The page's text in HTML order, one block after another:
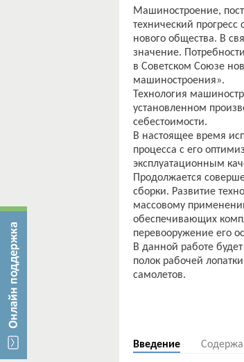
Машиностроение,
технический
нового общества. В
значение.
в Советском Союзе
машиностроения».
Технология
установленном
себестоимости.
В настоящее время
процесса с его
эксплуатационным
Продолжается
сборки. Развитие
массовому
обеспечивающих
перевооружение его
В данной работе
полок рабочей
самолетов.
Введение